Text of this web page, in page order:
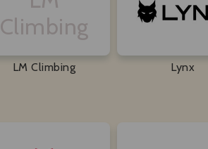
Climbing
LM Climbing Lynx